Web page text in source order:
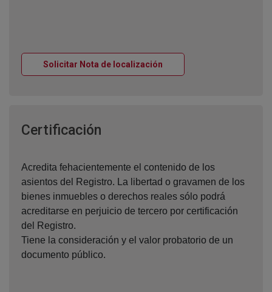
Solicitar Nota de localización
Certificación
Acredita fehacientemente el contenido de los
asientos del Registro. La libertad o gravamen de los
bienes inmuebles o derechos reales sólo podrá
acreditarse en perjuicio de tercero por certificación
del Registro.
Tiene la consideración y el valor probatorio de un
documento público.